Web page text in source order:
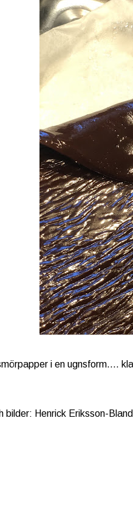
i en ugnsform....
bilder: Henrick Eriksson-Bland